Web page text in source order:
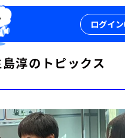
ログイン
淳のトピックス